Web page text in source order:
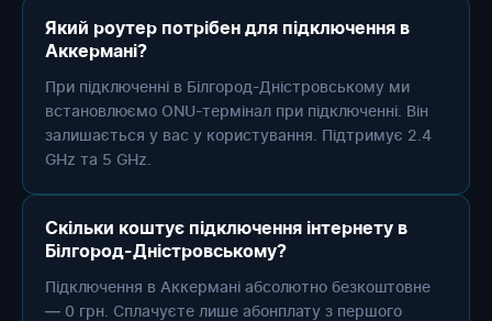
Який роутер потрібен для підключення в
Аккермані?
При підключенні в Білгород-Дністровському ми
встановлюємо ONU-термінал при підключенні. Він
залишається у вас у користування. Підтримує 2.4
GHz та 5 GHz.
Скільки коштує підключення інтернету в
Білгород-Дністровському?
Підключення в Аккермані абсолютно безкоштовне
— 0 грн. Сплачуєте лише абонплату з першого